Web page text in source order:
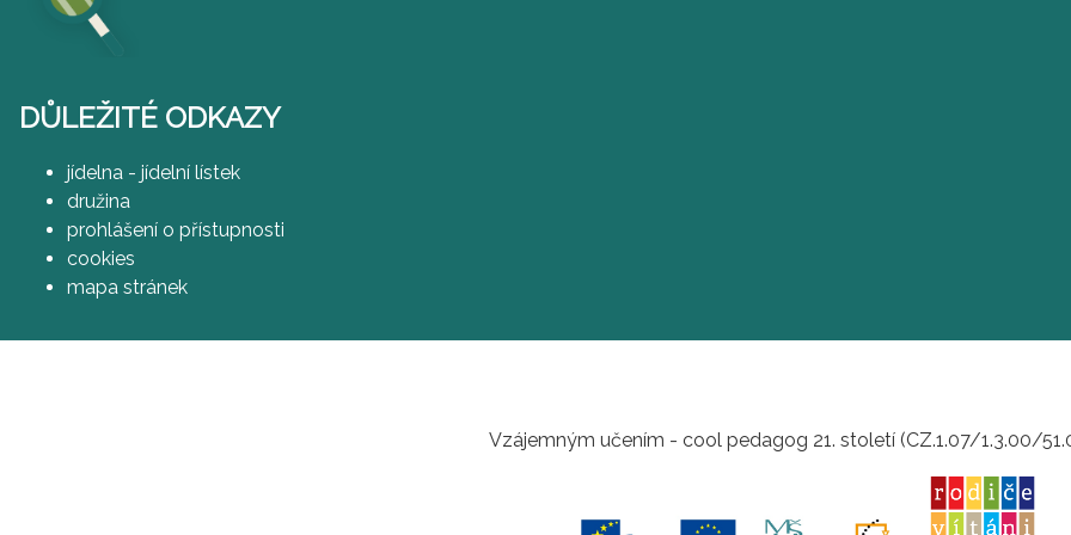
DŮLEŽITÉ ODKAZY
jídelna - jídelní lístek
družina
prohlášení o přístupnosti
cookies
mapa stránek
Vzájemným učením - cool pedagog 21. století (CZ.1.07/1.3.00/